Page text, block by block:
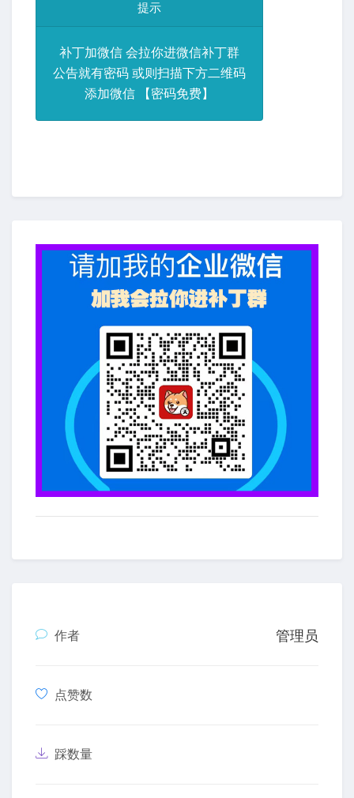
提示
补丁加微信 会拉你进微信补丁群
公告就有密码 或则扫描下方二维码
添加微信 【密码免费】
作者 管理员
点赞数
踩数量